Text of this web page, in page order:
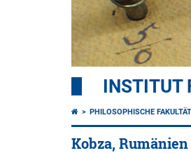
INSTITUT
PHILOSOPHISCHE FAKULTÄT
Kobza, Rumänien